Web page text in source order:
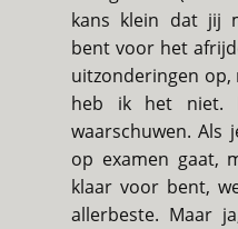
kans klein dat jij
bent voor het
uitzonderingen op,
heb ik het niet.
waarschuwen. Als
op examen gaat,
klaar voor bent,
allerbeste. Maar